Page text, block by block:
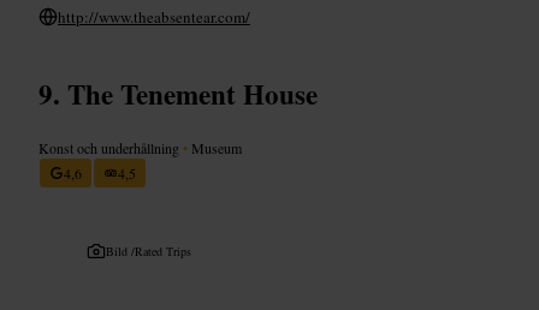
http://www.theabsentear.com/
The Tenement House
Konst och underhållning • Museum
4,6
4,5
Bild /Rated Trips